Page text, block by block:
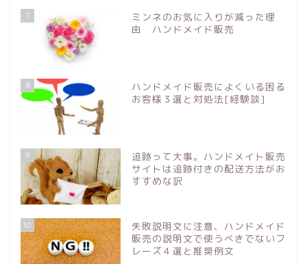
7
ミンネのお気に入りが減った理
由 ハンドメイド販売
8
ハンドメイド販売によくいる困る
お客様３選と対処法[経験談]
9
追跡って大事。ハンドメイト販売
サイトは追跡付きの配送方法がお
すすめな訳
10
失敗説明文に注意、ハンドメイド
販売の説明文で使うべきでないフ
レーズ４選と推奨例文